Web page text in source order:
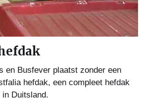
en Busfever plaatst zonder een
hefdak, een compleet hefdak
Duitsland.